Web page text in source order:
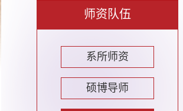
师资队伍
系所师资
硕博导师